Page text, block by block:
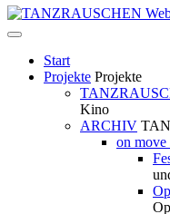
Start
Projekte Projekte
Kino
ARCHIV
on move